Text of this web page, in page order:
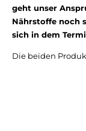
geht unser
Nährstoffe noch
sich in dem
Die beiden